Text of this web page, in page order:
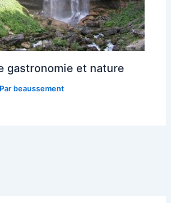
gastronomie et nature
beaussement